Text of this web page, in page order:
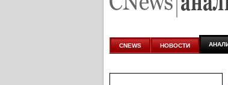
аналитике
CNEWS НОВОСТИ